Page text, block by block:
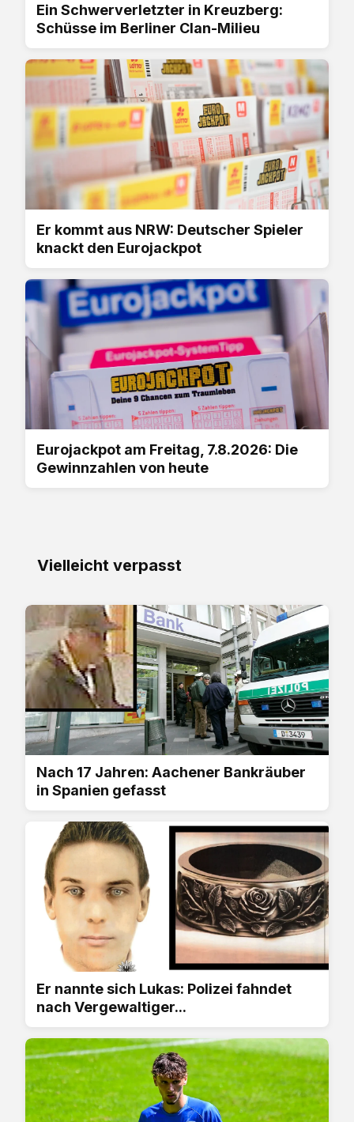
Ein Schwerverletzter in Kreuzberg:
Schüsse im Berliner Clan-Milieu
Er kommt aus NRW: Deutscher Spieler
knackt den Eurojackpot
Eurojackpot am Freitag, 7.8.2026: Die
Gewinnzahlen von heute
Vielleicht verpasst
Nach 17 Jahren: Aachener Bankräuber
in Spanien gefasst
Er nannte sich Lukas: Polizei fahndet
nach Vergewaltiger...